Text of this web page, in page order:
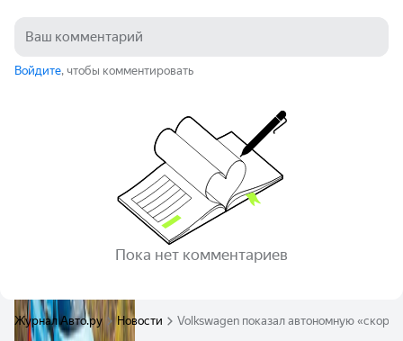
Войдите, чтобы комментировать
Пока нет комментариев
Журнал Авто.ру Новости Volkswagen показал автономную